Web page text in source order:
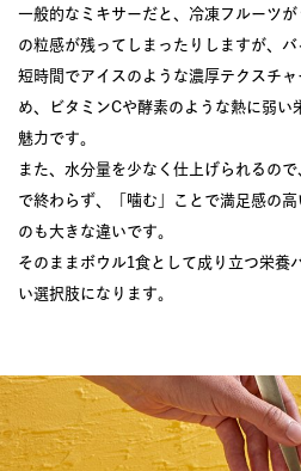
一般的なミキサーだと、冷凍フルーツ
の粒感が残ってしまったりしますが、
短時間でアイスのような濃厚テクスチ
め、ビタミンCや酵素のような熱に弱い
魅力です。
また、水分量を少なく仕上げられるの
で終わらず、「噛む」ことで満足感の
のも大きな違いです。
そのままボウル1食として成り立つ栄養
い選択肢になります。